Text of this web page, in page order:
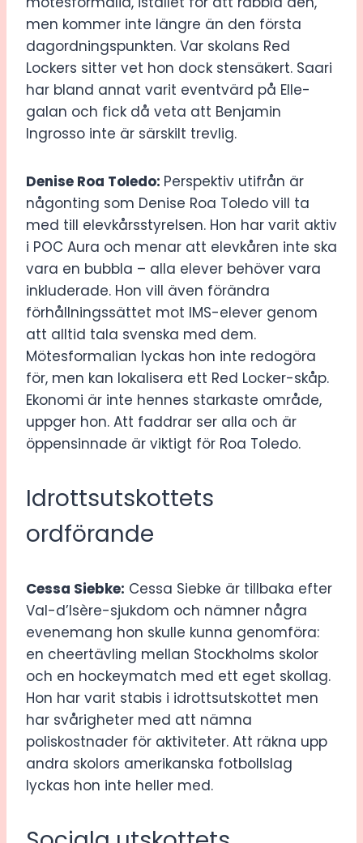
men kommer inte längre än den första
dagordningspunkten. Var skolans Red
Lockers sitter vet hon dock stensäkert. Saari
har bland annat varit eventvärd på Elle-
galan och fick då veta att Benjamin
Ingrosso inte är särskilt trevlig.
Denise Roa Toledo: Perspektiv utifrån är
någonting som Denise Roa Toledo vill ta
med till elevkårsstyrelsen. Hon har varit aktiv
i POC Aura och menar att elevkåren inte ska
vara en bubbla – alla elever behöver vara
inkluderade. Hon vill även förändra
förhållningssättet mot IMS-elever genom
att alltid tala svenska med dem.
Mötesformalian lyckas hon inte redogöra
för, men kan lokalisera ett Red Locker-skåp.
Ekonomi är inte hennes starkaste område,
uppger hon. Att faddrar ser alla och är
öppensinnade är viktigt för Roa Toledo.
Idrottsutskottets
ordförande
Cessa Siebke: Cessa Siebke är tillbaka efter
Val-d’Isère-sjukdom och nämner några
evenemang hon skulle kunna genomföra:
en cheertävling mellan Stockholms skolor
och en hockeymatch med ett eget skollag.
Hon har varit stabis i idrottsutskottet men
har svårigheter med att nämna
poliskostnader för aktiviteter. Att räkna upp
andra skolors amerikanska fotbollslag
lyckas hon inte heller med.